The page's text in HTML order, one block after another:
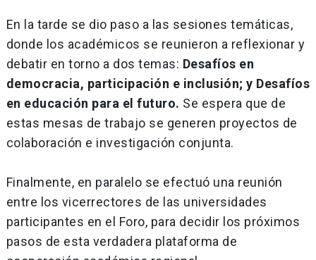
En la tarde se dio paso a las sesiones temáticas,
donde los académicos se reunieron a reflexionar y
debatir en torno a dos temas: Desafíos en
democracia, participación e inclusión; y Desafíos
en educación para el futuro. Se espera que de
estas mesas de trabajo se generen proyectos de
colaboración e investigación conjunta.
Finalmente, en paralelo se efectuó una reunión
entre los vicerrectores de las universidades
participantes en el Foro, para decidir los próximos
pasos de esta verdadera plataforma de